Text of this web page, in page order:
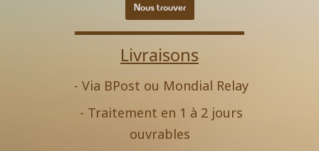
Nous trouver
Livraisons
- Via BPost ou Mondial Relay
- Traitement en 1 à 2 jours
ouvrables